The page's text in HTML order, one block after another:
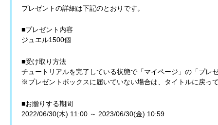
プレゼントの詳細は下記のとおりです。
■プレゼント内容
ジュエル1500個
■受け取り方法
チュートリアルを完了している状態で「マイページ」の「プレ
※プレゼントボックスに届いていない場合は、タイトルに戻っ
■お贈りする期間
2022/06/30(木) 11:00 ～ 2023/06/30(金) 10:59